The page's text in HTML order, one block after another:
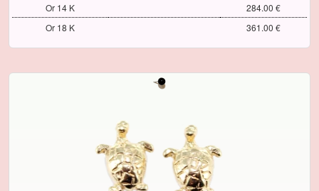
Or 14 K
284.00 €
Or 18 K
361.00 €